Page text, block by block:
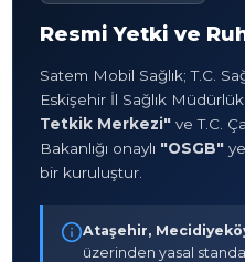
Resmi Yetki ve
Satem Mobil Sağlık; T.C.
Eskişehir İl Sağlık
Tetkik Merkezi" ve T.C.
Bakanlığı onaylı "OSGB"
bir kuruluştur.
Ataşehir,
üzerinden yasal